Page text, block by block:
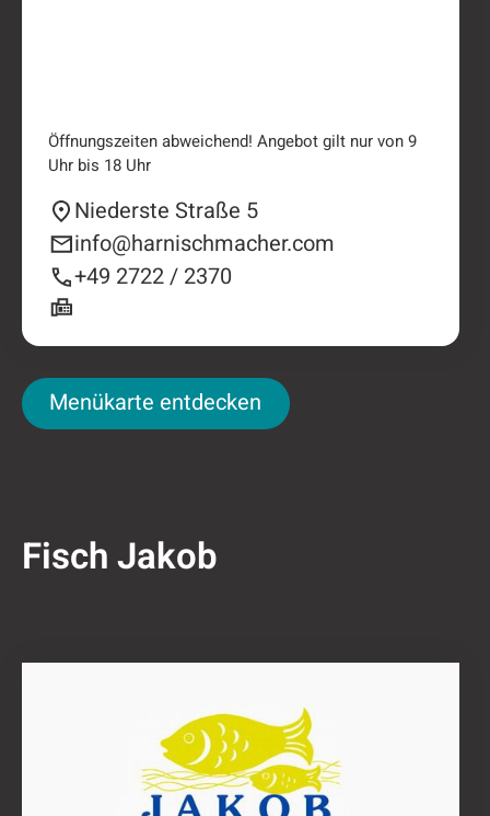
‍Öffnungszeiten abweichend! Angebot gilt nur von 9
Uhr bis 18 Uhr
Niederste Straße 5
info@harnischmacher.com
+49 2722 / 2370
Menükarte entdecken
Menükarte entdecken
Fisch Jakob